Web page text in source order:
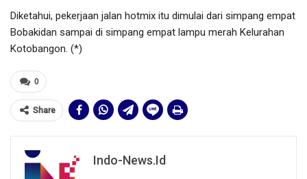
Diketahui, pekerjaan jalan hotmix itu dimulai dari simpang empat
Bobakidan sampai di simpang empat lampu merah Kelurahan
Kotobangon. (*)
0
Share
Indo-News.id